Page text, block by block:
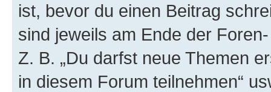
ist, bevor du einen Beitrag
sind jeweils am Ende der
Z. B. „Du darfst neue Themen
in diesem Forum teilnehmen“